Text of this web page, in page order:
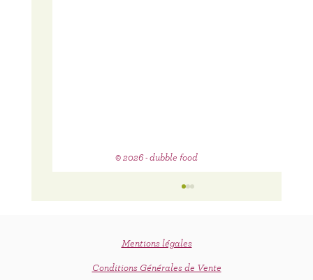
Mentions légales
Conditions Générales de Vente
© 2026 - dubble food